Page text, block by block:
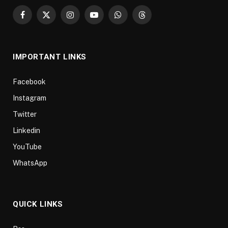
Facebook
X
InstagramYouTubeWhatsAppThreads
IMPORTANT LINKS
Facebook
Instagram
Twitter
Linkedin
YouTube
WhatsApp
QUICK LINKS